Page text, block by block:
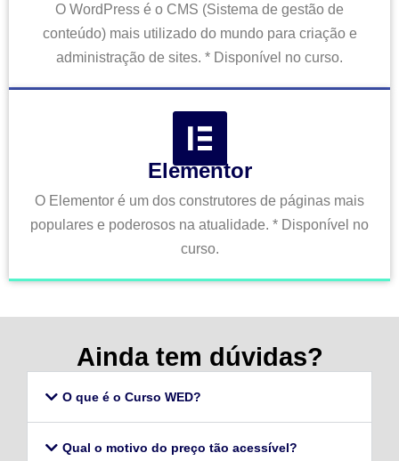
O WordPress é o CMS (Sistema de gestão de
conteúdo) mais utilizado do mundo para criação e
administração de sites. * Disponível no curso.
Elementor
O Elementor é um dos construtores de páginas mais
populares e poderosos na atualidade. * Disponível no
curso.
Ainda tem dúvidas?
O que é o Curso WED?
Qual o motivo do preço tão acessível?